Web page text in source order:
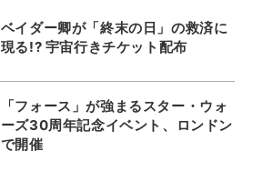
ベイダー卿が「終末の日」の救済に
現る!? 宇宙行きチケット配布
「フォース」が強まるスター・ウォ
ーズ30周年記念イベント、ロンドン
で開催